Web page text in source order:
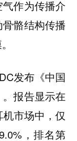
作为传播介
骼结构传播
发布《中国
报告显示在
市场中，仅
，排名第